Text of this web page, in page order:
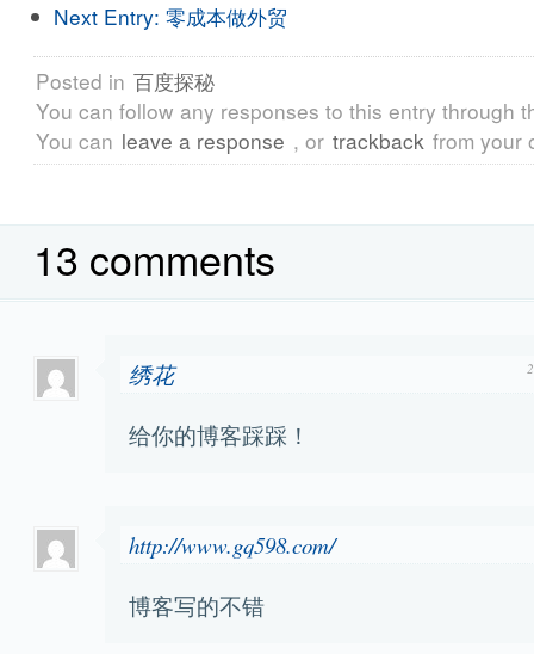
Next Entry: 零成本做外贸
Posted in 百度探秘
You can follow any responses to this entry through
You can leave a response , or trackback from your
13 comments
绣花
给你的博客踩踩！
http://www.gq598.com/
博客写的不错